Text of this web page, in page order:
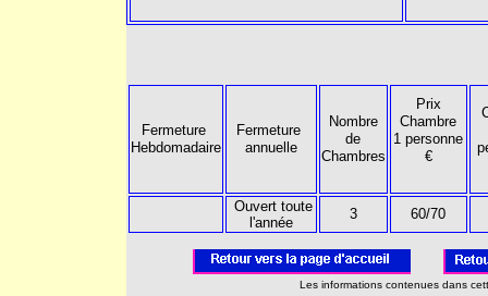
Fermeture
Hebdomadaire
Fermeture
annuelle
Nombre
de
Chambres
Prix
Chambre
1 personne
€
Ouvert toute
l'année
3 60/70
Les informations contenues dans